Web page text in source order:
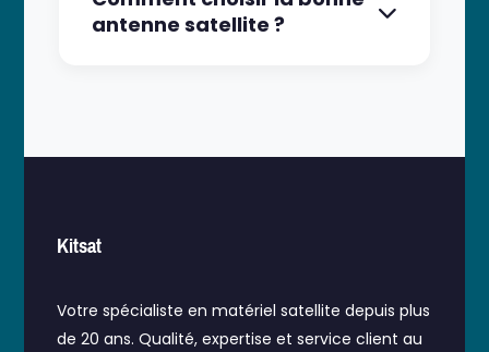
son emballage d'origine. Les retours
sont gratuits et le remboursement est
antenne satellite ?
adaptée à vos besoins.
Kitsat
Votre spécialiste en matériel satellite depuis plus
de 20 ans. Qualité, expertise et service client au